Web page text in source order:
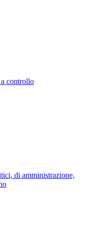
controllo
di amministrazione,